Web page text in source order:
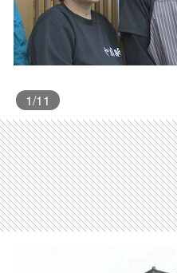
1/11